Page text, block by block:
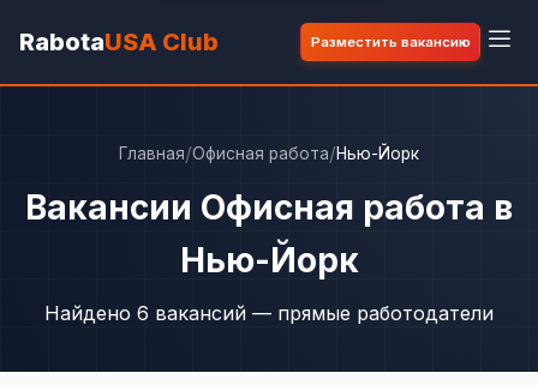
RabotaUSA Club Разместить вакансию
Главная/Офисная работа/Нью-Йорк
Вакансии Офисная работа в
Нью-Йорк
Найдено 6 вакансий — прямые работодатели